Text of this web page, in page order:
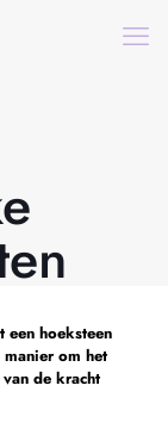
hoeksteen
om het
de kracht